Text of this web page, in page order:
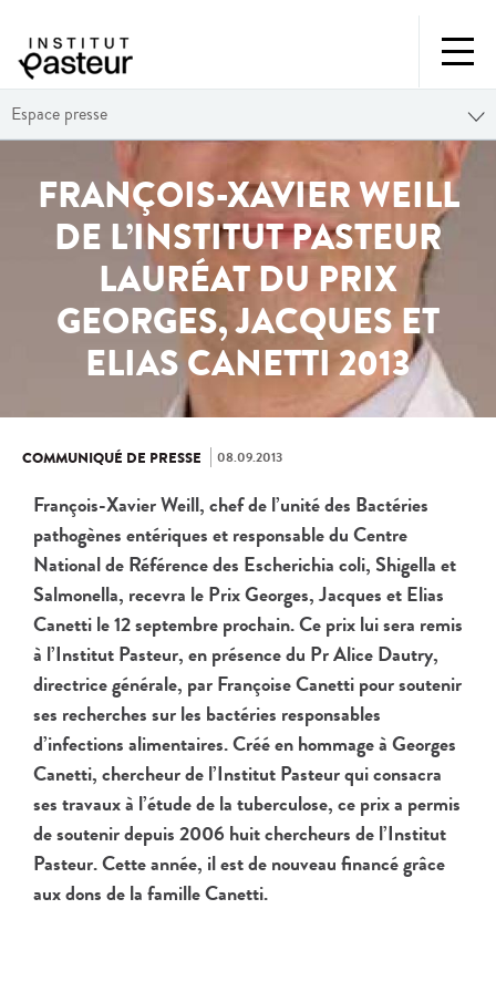
Espace presse
FRANÇOIS-XAVIER WEILL
DE L’INSTITUT PASTEUR
LAURÉAT DU PRIX
GEORGES, JACQUES ET
ELIAS CANETTI 2013
COMMUNIQUÉ DE PRESSE 08.09.2013
François-Xavier Weill, chef de l’unité des Bactéries
pathogènes entériques et responsable du Centre
National de Référence des Escherichia coli, Shigella et
Salmonella, recevra le Prix Georges, Jacques et Elias
Canetti le 12 septembre prochain. Ce prix lui sera remis
à l’Institut Pasteur, en présence du Pr Alice Dautry,
directrice générale, par Françoise Canetti pour soutenir
ses recherches sur les bactéries responsables
d’infections alimentaires. Créé en hommage à Georges
Canetti, chercheur de l’Institut Pasteur qui consacra
ses travaux à l’étude de la tuberculose, ce prix a permis
de soutenir depuis 2006 huit chercheurs de l’Institut
Pasteur. Cette année, il est de nouveau financé grâce
aux dons de la famille Canetti.